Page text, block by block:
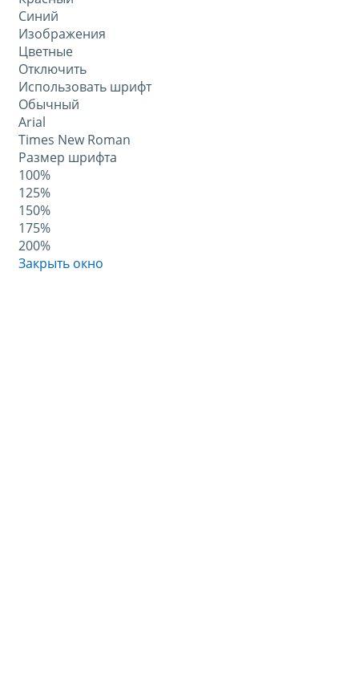
Синий
Изображения
Цветные
Отключить
Использовать шрифт
Обычный
Arial
Times New Roman
Размер шрифта
100%
125%
150%
175%
200%
Закрыть окно